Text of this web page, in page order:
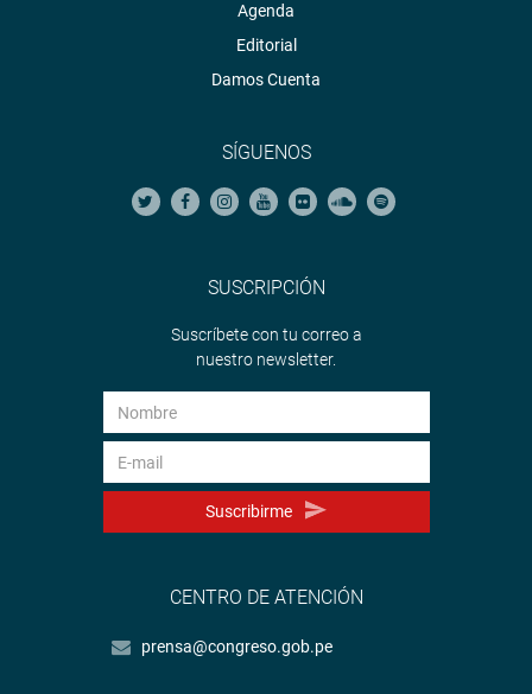
Agenda
Editorial
Damos Cuenta
SÍGUENOS
SUSCRIPCIÓN
Suscríbete con tu correo a
nuestro newsletter.
Suscribirme
CENTRO DE ATENCIÓN
prensa@congreso.gob.pe